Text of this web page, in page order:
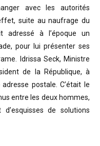
avec les autorités
suite au naufrage du
à l’époque un
pour lui présenter ses
Idrissa Seck, Ministre
de
la République, à
postale. C’était le
entre les deux hommes,
de solutions